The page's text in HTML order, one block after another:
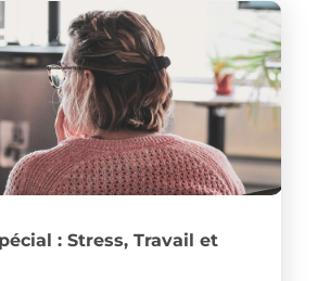
: Stress, Travail et